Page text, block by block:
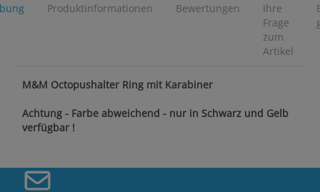
Produktinformationen Bewertungen
Ihre
Frage
zum
Artikel
M&M Octopushalter Ring mit Karabiner
Achtung - Farbe abweichend - nur in Schwarz und Gelb
verfügbar !